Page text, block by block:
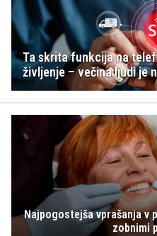
Ta skrita funkcija na
življenje – večina ljudi je
Najpogostejša vprašanja v
zobnimi